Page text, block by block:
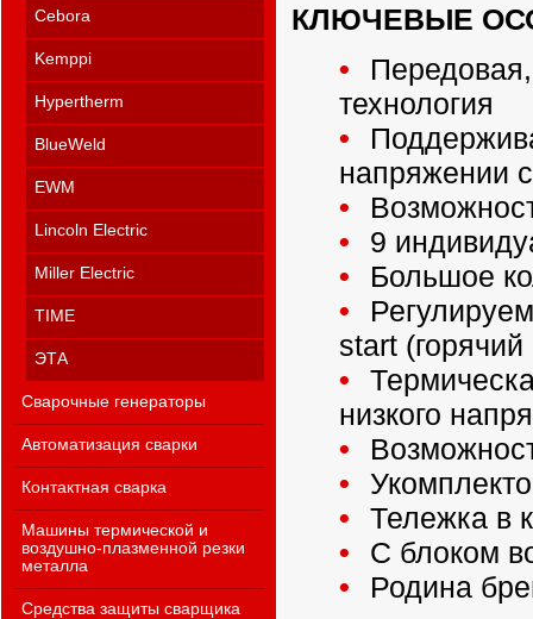
Cebora
Kemppi
Hypertherm
BlueWeld
EWM
Lincoln Electric
Miller Electric
TIME
ЭТА
Сварочные генераторы
Автоматизация сварки
Контактная сварка
Машины термической и
воздушно-плазменной резки
металла
Средства защиты сварщика
КЛЮЧЕВЫЕ
технология
напряжении
9
Большое
start
низкого
Тележка в
С блоком
Родина